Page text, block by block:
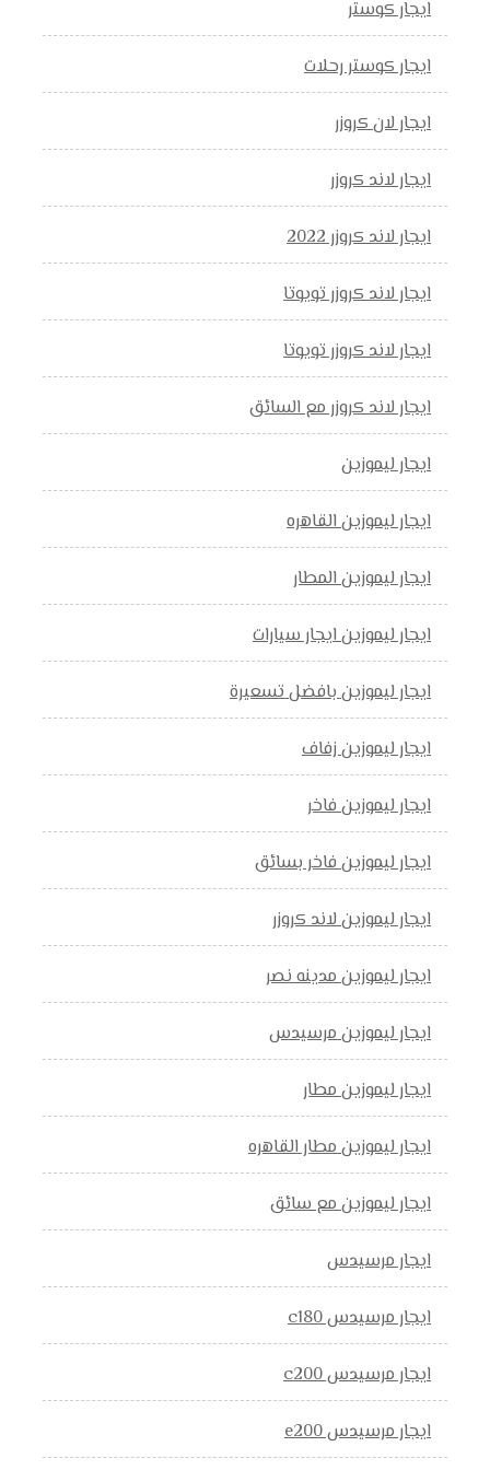
ايجار كوستر
ايجار كوستر رحلات
ايجار لان كروزر
ايجار لاند كروزر
ايجار لاند كروزر 2022
ايجار لاند كروزر تويوتا
ايجار لاند كروزر تويوتا
ايجار لاند كروزر مع السائق
ايجار ليموزين
ايجار ليموزين القاهره
ايجار ليموزين المطار
ايجار ليموزين ايجار سيارات
ايجار ليموزين بافضل تسعيرة
ايجار ليموزين زفاف
ايجار ليموزين فاخر
ايجار ليموزين فاخر بسائق
ايجار ليموزين لاند كروزر
ايجار ليموزين مدينه نصر
ايجار ليموزين مرسيدس
ايجار ليموزين مطار
ايجار ليموزين مطار القاهره
ايجار ليموزين مع سائق
ايجار مرسيدس
ايجار مرسيدس c180
ايجار مرسيدس c200
ايجار مرسيدس e200